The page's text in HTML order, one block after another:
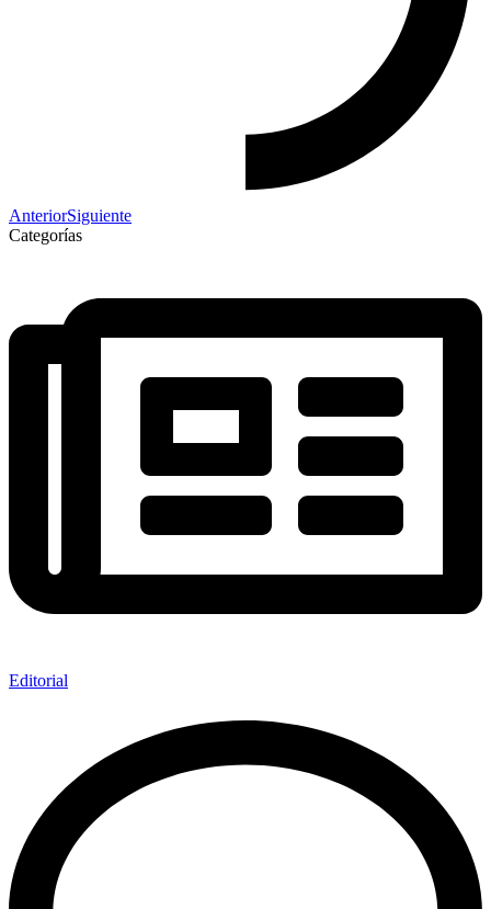
AnteriorSiguiente
Categorías
Editorial